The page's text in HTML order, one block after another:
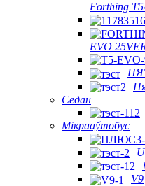
Forthing
EVO
Седан
Мікрааўтобус
V9